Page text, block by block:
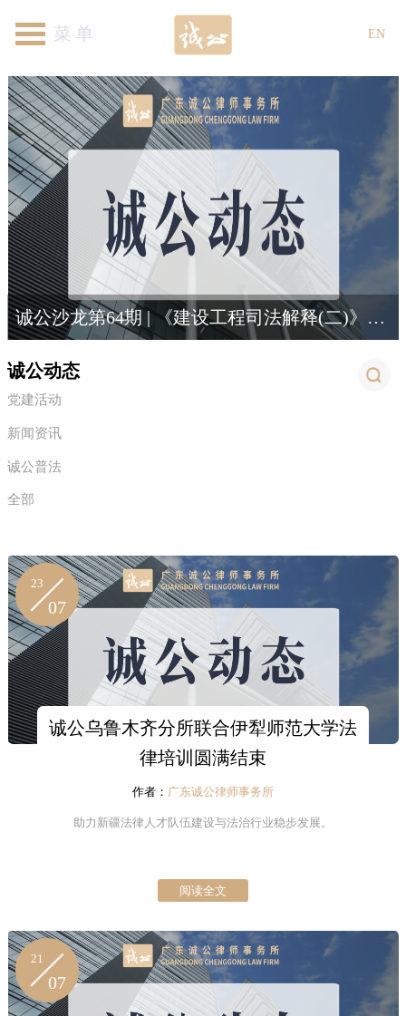
首页
关于我们
律师团队
专业领域
新闻资讯
各地机构
加入我们
联系我们 EN
诚公沙龙第64期 | 《建设工程司法解释(二)》新规解读与适用
诚公动态
党建活动
新闻资讯
诚公普法
全部
23
07
诚公乌鲁木齐分所联合伊犁师范大学法
律培训圆满结束
作者： 广东诚公律师事务所
助力新疆法律人才队伍建设与法治行业稳步发展。
阅读全文
21
07